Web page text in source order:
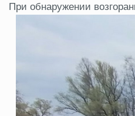
При обнаружении